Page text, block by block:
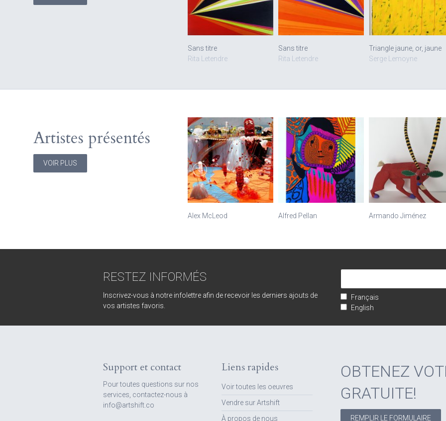
Sans titre
Rita Letendre
Sans titre
Rita Letendre
Triangle jaune, or, jaune
Serge Lemoyne
Artistes présentés
VOIR PLUS
Alex McLeod Alfred Pellan Armando Jiménez
RESTEZ INFORMÉS
Inscrivez-vous à notre infolettre afin de recevoir les derniers ajouts de
vos artistes favoris.
Français
English
Support et contact
Pour toutes questions sur nos
services, contactez-nous à
info@artshift.co
Liens rapides
Voir toutes les oeuvres
Vendre sur Artshift
À propos de nous
OBTENEZ
GRATUITE!
REMPLIR LE FORMULAIRE